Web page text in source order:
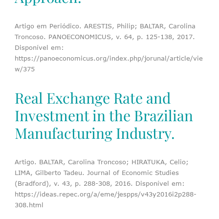
Artigo em Periódico. ARESTIS, Philip; BALTAR, Carolina
Troncoso. PANOECONOMICUS, v. 64, p. 125-138, 2017.
Disponível em:
https://panoeconomicus.org/index.php/jorunal/article/vie
w/375
Real Exchange Rate and
Investment in the Brazilian
Manufacturing Industry.
Artigo. BALTAR, Carolina Troncoso; HIRATUKA, Celio;
LIMA, Gilberto Tadeu. Journal of Economic Studies
(Bradford), v. 43, p. 288-308, 2016. Disponível em:
https://ideas.repec.org/a/eme/jespps/v43y2016i2p288-
308.html